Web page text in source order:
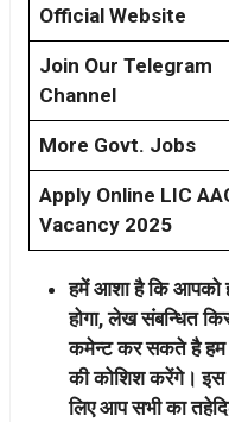
Official Website
Join Our Telegram
Channel
More Govt. Jobs
Apply Online LIC
Vacancy 2025
हमें आशा है कि आपको
होगा, लेख संबन्धित
कमेन्ट कर सकते है हम
की कोशिश करेंगे।
लिए आप सभी का